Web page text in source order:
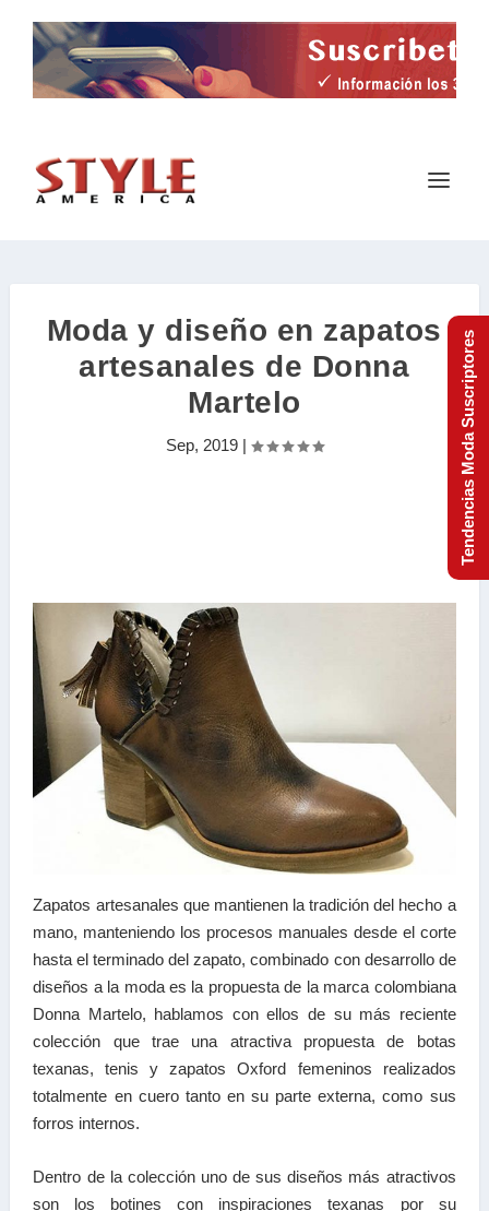
Moda y diseño en zapatos
artesanales de Donna
Martelo
Sep, 2019|
Zapatos artesanales que mantienen la tradición del hecho a
mano, manteniendo los procesos manuales desde el corte
hasta el terminado del zapato, combinado con desarrollo de
diseños a la moda es la propuesta de la marca colombiana
Donna Martelo, hablamos con ellos de su más reciente
colección que trae una atractiva propuesta de botas
texanas, tenis y zapatos Oxford femeninos realizados
totalmente en cuero tanto en su parte externa, como sus
forros internos.
Dentro de la colección uno de sus diseños más atractivos
son los botines con inspiraciones texanas por su
Tendencias Moda Suscriptores